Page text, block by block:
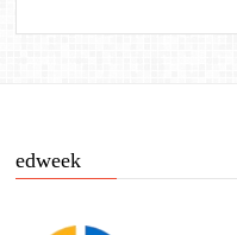
edweek